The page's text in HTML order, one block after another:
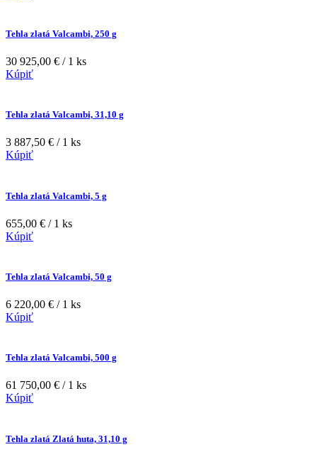
Tehla zlatá Valcambi, 250 g
30 925,00 € / 1 ks
Kúpiť
Tehla zlatá Valcambi, 31,10 g
3 887,50 € / 1 ks
Kúpiť
Tehla zlatá Valcambi, 5 g
655,00 € / 1 ks
Kúpiť
Tehla zlatá Valcambi, 50 g
6 220,00 € / 1 ks
Kúpiť
Tehla zlatá Valcambi, 500 g
61 750,00 € / 1 ks
Kúpiť
Tehla zlatá Zlatá huta, 31,10 g